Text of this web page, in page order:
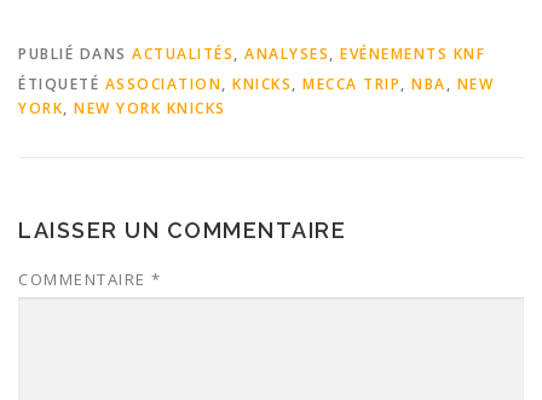
PUBLIÉ DANS ACTUALITÉS, ANALYSES, EVÉNEMENTS KNF
ÉTIQUETÉ ASSOCIATION, KNICKS, MECCA TRIP, NBA, NEW
YORK, NEW YORK KNICKS
LAISSER UN COMMENTAIRE
COMMENTAIRE *